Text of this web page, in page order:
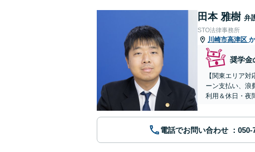
田本 雅樹 弁
STO法律事務所
川崎市高津区
奨学金
【関東エリア
ーン支払い、浪
利用＆休日・夜
電話でお問い合わせ